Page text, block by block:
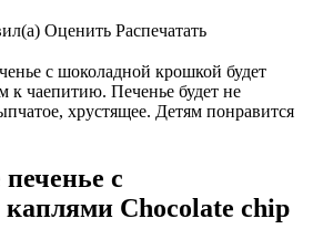
Оценить Распечатать
с шоколадной крошкой будет
к чаепитию. Печенье будет не
хрустящее. Детям понравится
с
Сhocolate chip